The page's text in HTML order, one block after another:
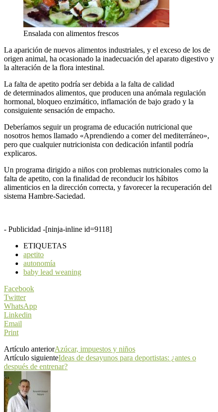
Ensalada con alimentos frescos
La aparición de nuevos alimentos industriales, y el exceso de los de
origen animal, ha ocasionado la inadecuación del aparato digestivo y
la alteración de la flora intestinal.
La falta de apetito podría ser debida a la falta de calidad
de determinados alimentos, que producen una anómala regulación
hormonal, bloqueo enzimático, inflamación de bajo grado y la
consiguiente sensación de empacho.
Deberíamos seguir un programa de educación nutricional que
nosotros hemos llamado «Aprendiendo a comer del mediterráneo»,
pero que cualquier nutricionista con dedicación infantil podría
explicaros.
Un programa dirigido a niños con problemas nutricionales como la
falta de apetito, con la finalidad de reconducir los hábitos
alimenticios en la dirección correcta, y favorecer la recuperación del
sistema Hambre-Saciedad.
- Publicidad -[ninja-inline id=9118]
ETIQUETAS
apetito
autonomía
baby lead weaning
Facebook
Twitter
WhatsApp
Linkedin
Email
Print
Artículo anteriorAzúcar, impuestos y niños
Artículo siguienteIdeas de desayunos para deportistas: ¿antes o
después de entrenar?